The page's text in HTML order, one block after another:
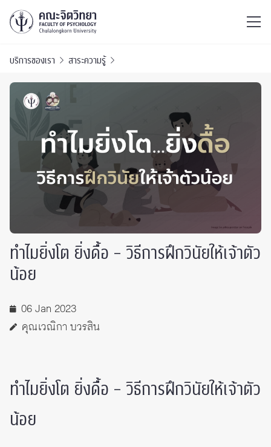
บริการของเรา สาระความรู้
ทำไมยิ่งโต ยิ่งดื้อ – วิธีการฝึกวินัยให้เจ้าตัว
น้อย
06 Jan 2023
คุณเวณิกา บวรสิน
ทำไมยิ่งโต ยิ่งดื้อ – วิธีการฝึกวินัยให้เจ้าตัว
น้อย